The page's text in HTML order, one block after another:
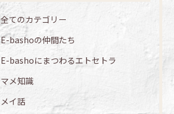
全てのカテゴリー
E-bashoの仲間たち
E-bashoにまつわるエトセトラ
マメ知識
メイ話